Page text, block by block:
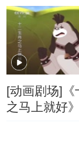
衔
[动画剧场]《
之马上就好